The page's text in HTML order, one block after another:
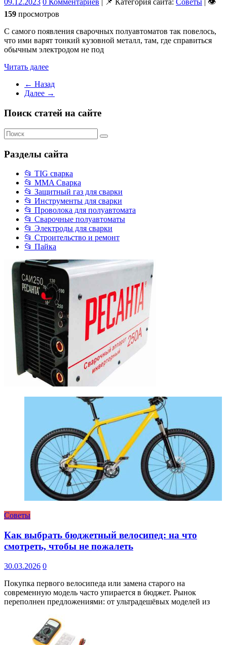
09.12.2023 0 Комментариев | 📌 Категория сайта: Советы | 👁
159 просмотров
С самого появления сварочных полуавтоматов так повелось,
что ими варят тонкий кузовной металл, там, где справиться
обычным электродом не под
Читать далее
← Назад
Далее →
Поиск статей на сайте
Разделы сайта
📂 TIG сварка
📂 MMA Сварка
📂 Защитный газ для сварки
📂 Инструменты для сварки
📂 Проволока для полуавтомата
📂 Сварочные полуавтоматы
📂 Электроды для сварки
📂 Строительство и ремонт
📂 Пайка
Советы
Как выбрать бюджетный велосипед: на что
смотреть, чтобы не пожалеть
30.03.2026 0
Покупка первого велосипеда или замена старого на
современную модель часто упирается в бюджет. Рынок
переполнен предложениями: от ультрадешёвых моделей из